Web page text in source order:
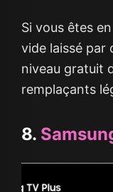
Si vous êtes
vide laissé par
niveau gratuit
remplaçants
8.